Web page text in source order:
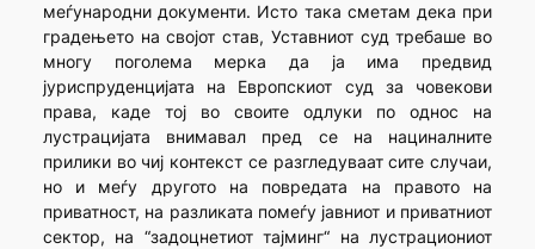
меѓународни документи. Исто така сметам дека при
градењето на својот став, Уставниот суд требаше во
многу поголема мерка да ја има предвид
јуриспруденцијата на Европскиот суд за човекови
права, каде тој во своите одлуки по однос на
лустрацијата внимавал пред се на нациналните
прилики во чиј контекст се разгледуваат сите случаи,
но и меѓу другото на повредата на правото на
приватност, на разликата помеѓу јавниот и приватниот
сектор, на “задоцнетиот тајминг“ на лустрациониот